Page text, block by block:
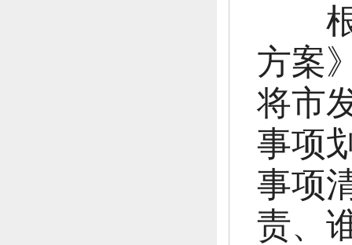
根
方案
将市
事项
事项
责、